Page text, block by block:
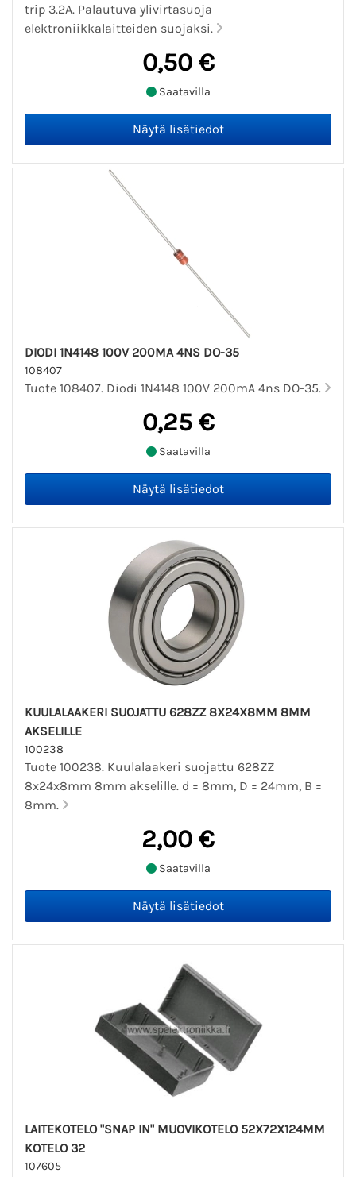
trip 3.2A. Palautuva ylivirtasuoja
elektroniikkalaitteiden suojaksi.
0,50 €
Saatavilla
DIODI 1N4148 100V 200MA 4NS DO-35
108407
Tuote 108407. Diodi 1N4148 100V 200mA 4ns DO-35.
0,25 €
Saatavilla
KUULALAAKERI SUOJATTU 628ZZ 8X24X8MM 8MM
AKSELILLE
100238
Tuote 100238. Kuulalaakeri suojattu 628ZZ
8x24x8mm 8mm akselille. d = 8mm, D = 24mm, B =
8mm.
2,00 €
Saatavilla
LAITEKOTELO "SNAP IN" MUOVIKOTELO 52X72X124MM
KOTELO 32
107605